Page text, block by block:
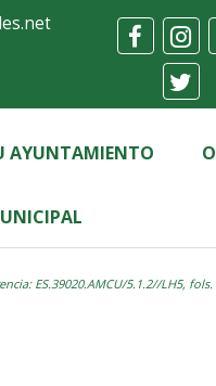
AYUNTAMIENTO
ES.39020.AMCU/5.1.2//LH5, fols.